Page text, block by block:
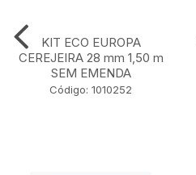
KIT ECO EUROPA
CEREJEIRA 28 mm 1,50 m
SEM EMENDA
Código: 1010252